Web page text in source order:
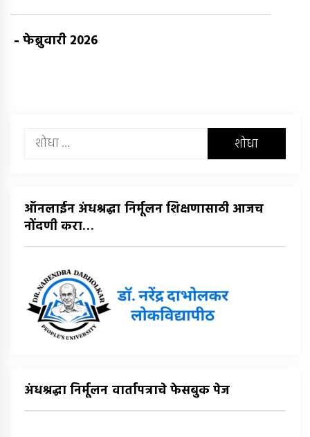
- फेब्रुवारी 2026
यांचा
ऑनलाईन अंधश्रद्धा निर्मूलन शिक्षणासाठी आजच
नोंदणी करा…
अंधश्रद्धा निर्मूलन वार्तापत्राचे फेसबुक पेज